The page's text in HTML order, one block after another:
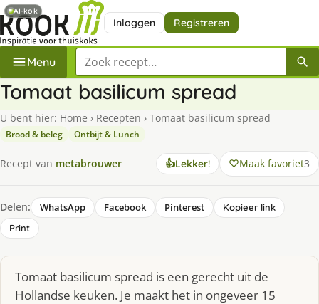
Inloggen Registreren
Menu Zoek een recept
Tomaat basilicum spread
U bent hier: Home › Recepten › Tomaat basilicum spread
Brood & beleg Ontbijt & Lunch
Recept van metabrouwer 👍Lekker! Maak favoriet3
Delen: WhatsApp Facebook Pinterest
Kopieer link
Print
Tomaat basilicum spread is een gerecht uit de
Hollandse keuken. Je maakt het in ongeveer 15
AI-kok